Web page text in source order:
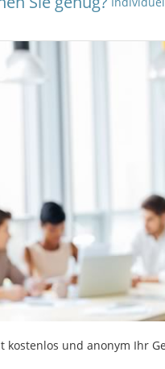
kostenlos und anonym Ihr